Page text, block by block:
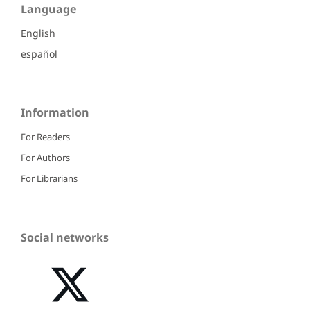
Language
English
español
Information
For Readers
For Authors
For Librarians
Social networks